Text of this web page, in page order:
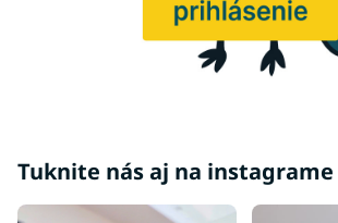
Tuknite nás aj na instagrame